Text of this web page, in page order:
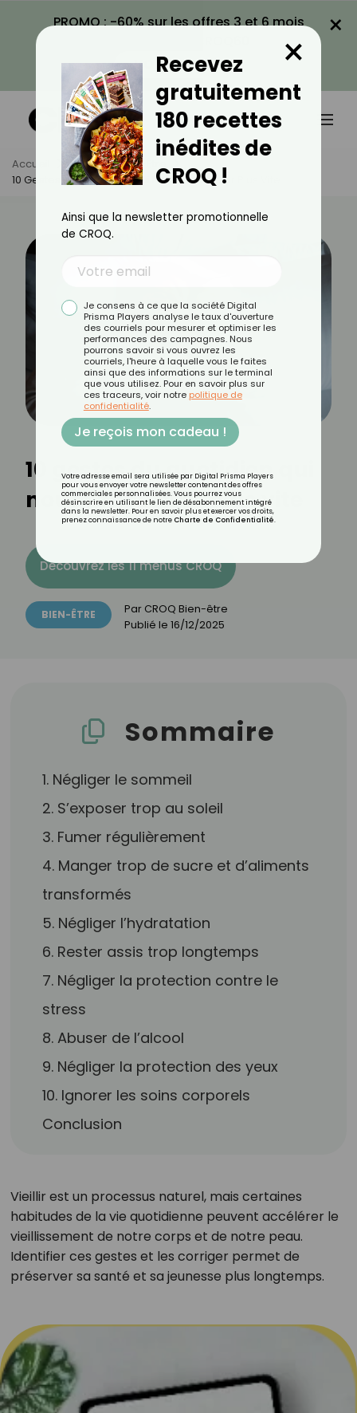
PROMO : -60% sur les offres 3 et 6 mois
VOIR LA PROMO
×
Accueil Actus
Bien-Être
10 Gestes Du Quotidien Qui Nous Font Vieillir Plus Vite
10 gestes du quotidien qui
nous font vieillir plus vite
Découvrez les 11 menus CROQ
BIEN-ÊTRE Par CROQ Bien-être
Publié le 16/12/2025
Sommaire
1. Négliger le sommeil
2. S’exposer trop au soleil
3. Fumer régulièrement
4. Manger trop de sucre et d’aliments
transformés
5. Négliger l’hydratation
6. Rester assis trop longtemps
7. Négliger la protection contre le
stress
8. Abuser de l’alcool
9. Négliger la protection des yeux
10. Ignorer les soins corporels
Conclusion
Vieillir est un processus naturel, mais certaines
habitudes de la vie quotidienne peuvent accélérer le
vieillissement de notre corps et de notre peau.
Identifier ces gestes et les corriger permet de
préserver sa santé et sa jeunesse plus longtemps.
Recevez
gratuitement
180 recettes
inédites de
CROQ !
×
Ainsi que la newsletter promotionnelle
de CROQ.
Je consens à ce que la société Digital
Prisma Players analyse le taux d'ouverture
des courriels pour mesurer et optimiser les
performances des campagnes. Nous
pourrons savoir si vous ouvrez les
courriels, l'heure à laquelle vous le faites
ainsi que des informations sur le terminal
que vous utilisez. Pour en savoir plus sur
ces traceurs, voir notre politique de
confidentialité.
Je reçois mon cadeau !
Votre adresse email sera utilisée par Digital Prisma Players
pour vous envoyer votre newsletter contenant des offres
commerciales personnalisées. Vous pourrez vous
désinscrire en utilisant le lien de désabonnement intégré
dans la newsletter. Pour en savoir plus et exercer vos droits,
prenez connaissance de notre Charte de Confidentialité.